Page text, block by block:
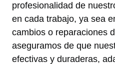
profesionalidad de
en cada trabajo, ya sea
cambios o reparaciones
aseguramos de que
efectivas y duraderas,